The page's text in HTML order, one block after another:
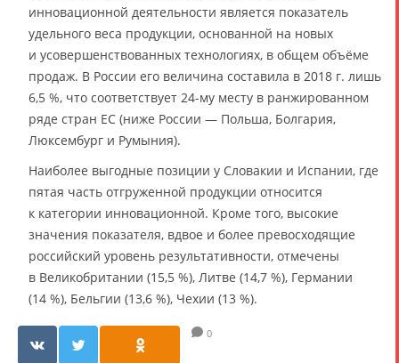
инновационной деятельности является показатель
удельного веса продукции, основанной на новых
и усовершенствованных технологиях, в общем объёме
продаж. В России его величина составила в 2018 г. лишь
6,5 %, что соответствует 24-му месту в ранжированном
ряде стран ЕС (ниже России — Польша, Болгария,
Люксембург и Румыния).
Наиболее выгодные позиции у Словакии и Испании, где
пятая часть отгруженной продукции относится
к категории инновационной. Кроме того, высокие
значения показателя, вдвое и более превосходящие
российский уровень результативности, отмечены
в Великобритании (15,5 %), Литве (14,7 %), Германии
(14 %), Бельгии (13,6 %), Чехии (13 %).
0